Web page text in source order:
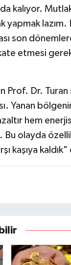
kalıyor.
yapmak
son
etmesi
Prof. Dr.
Yanan
hem
Bu olayda
kaşıya